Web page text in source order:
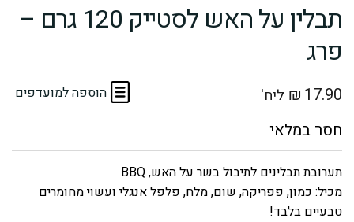
תבלין על האש לסטייק 120 גרם –
פרג
הוספה למועדפים ₪ 17.90 ליח'
תערובת תבלינים לתיבול בשר על האש, BBQ
מכיל: כמון, פפריקה, שום, מלח, פלפל אנגלי ועשוי מחומרים
טבעיים בלבד!